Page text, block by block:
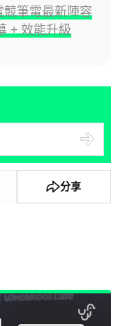
競筆電最新陣容
+ 效能升級
分享